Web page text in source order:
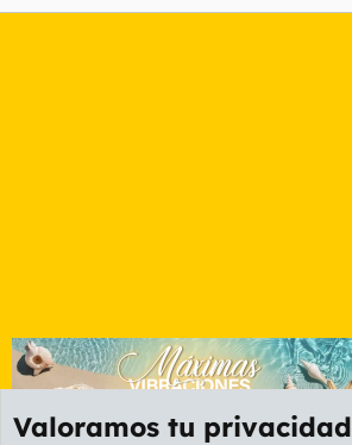
Valoramos tu privacidad